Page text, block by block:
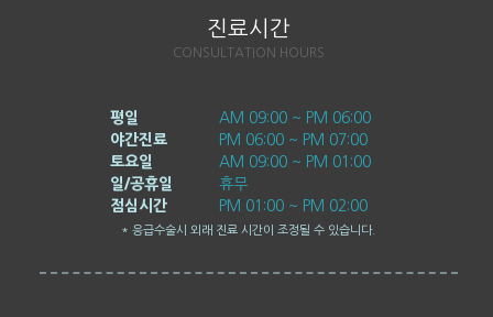
진료시간
CONSULTATION HOURS
평일
AM 09:00 ~ PM 06:00
야간진료
PM 06:00 ~ PM 07:00
토요일
AM 09:00 ~ PM 01:00
일/공휴일
휴무
점심시간
PM 01:00 ~ PM 02:00
* 응급수술시 외래 진료 시간이 조정될 수 있습니다.